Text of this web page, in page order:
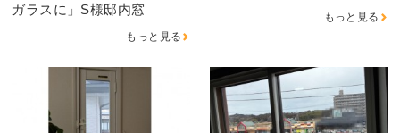
ガラスに」S様邸内窓
もっと見る
もっと見る